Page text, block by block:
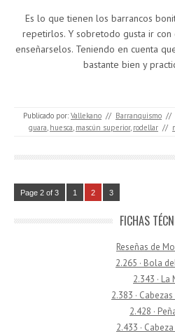
Es lo que tienen los barrancos
repetirlos. Y sobretodo gusta ir
enseñarselos. Teniendo en cuenta
bastante bien y
Publicado por: Vallekano // Barranquismo //
guara huesca mascún superior, rodellar //
Page 2 of 3 1 2 3
FICHAS
Reseñas de
2.265 · Bola
2.343 · La
2.383 ·
2.428 ·
2.433 ·